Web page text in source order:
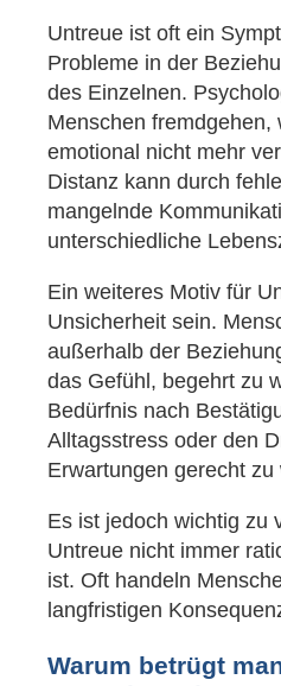
Untreue ist oft ein
Probleme in der
des Einzelnen.
Menschen fremdgehen,
emotional nicht mehr
Distanz kann durch
mangelnde
unterschiedliche
Ein weiteres Motiv für
Unsicherheit sein.
außerhalb der
das Gefühl, begehrt zu
Bedürfnis nach
Alltagsstress oder den
Erwartungen gerecht
Es ist jedoch wichtig zu
Untreue nicht immer
ist. Oft handeln
langfristigen
Warum betrügt